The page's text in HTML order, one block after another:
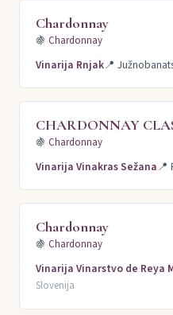
Chardonnay
🍇 Chardonnay
Vinarija Rnjak📍
CHARDONNAY
🍇 Chardonnay
Vinarija Vinakras Sežana📍
Chardonnay
🍇 Chardonnay
Vinarija Vinarstvo de Reya
Slovenija